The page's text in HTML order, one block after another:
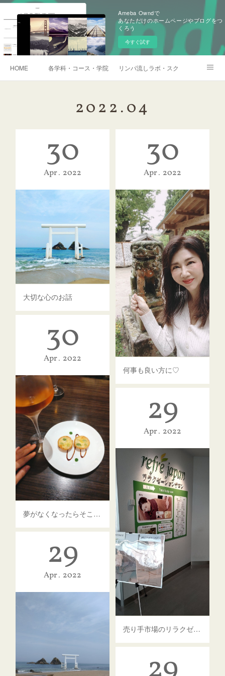
Ameba Owndで
あなただけのホームページやブログをつ
くろう
今すぐ試す
HOME 各学科・コース・学院長挨拶リンパ流しラボ・スクール説明会・
2022 .04
30
Apr 2022
大切な心のお話
30
Apr 2022
何事も良い方に♡
30
Apr 2022
夢がなくなったらそこからは老後
29
Apr 2022
売り手市場のリラクゼーション業界
29
Apr 2022